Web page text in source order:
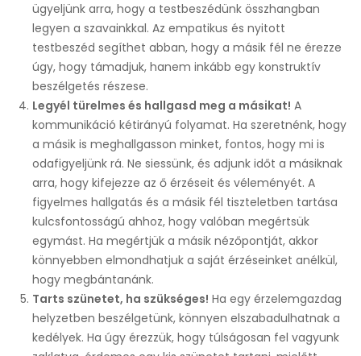
ügyeljünk arra, hogy a testbeszédünk összhangban
legyen a szavainkkal. Az empatikus és nyitott
testbeszéd segíthet abban, hogy a másik fél ne érezze
úgy, hogy támadjuk, hanem inkább egy konstruktív
beszélgetés részese.
Legyél türelmes és hallgasd meg a másikat! A
kommunikáció kétirányú folyamat. Ha szeretnénk, hogy
a másik is meghallgasson minket, fontos, hogy mi is
odafigyeljünk rá. Ne siessünk, és adjunk időt a másiknak
arra, hogy kifejezze az ő érzéseit és véleményét. A
figyelmes hallgatás és a másik fél tiszteletben tartása
kulcsfontosságú ahhoz, hogy valóban megértsük
egymást. Ha megértjük a másik nézőpontját, akkor
könnyebben elmondhatjuk a saját érzéseinket anélkül,
hogy megbántanánk.
Tarts szünetet, ha szükséges! Ha egy érzelemgazdag
helyzetben beszélgetünk, könnyen elszabadulhatnak a
kedélyek. Ha úgy érezzük, hogy túlságosan fel vagyunk